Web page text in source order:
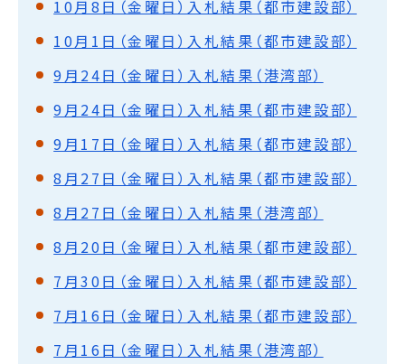
10月8日（金曜日）入札結果（都市建設部）
10月1日（金曜日）入札結果（都市建設部）
9月24日（金曜日）入札結果（港湾部）
9月24日（金曜日）入札結果（都市建設部）
9月17日（金曜日）入札結果（都市建設部）
8月27日（金曜日）入札結果（都市建設部）
8月27日（金曜日）入札結果（港湾部）
8月20日（金曜日）入札結果（都市建設部）
7月30日（金曜日）入札結果（都市建設部）
7月16日（金曜日）入札結果（都市建設部）
7月16日（金曜日）入札結果（港湾部）